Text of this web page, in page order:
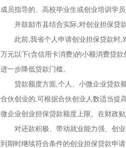
成员指导的、高校毕业生或创业培训学
并鼓励市县结合实际,对创业担保贷款
此前,我省个人申请创业担保贷款时,
万元以下(含信用卡消费)的小额消费贷
进一步降低贷款门槛。
贷款额度方面,个人、小微企业贷款额
合伙创业的,可根据合伙创业人数适当提
微企业创业担保贷款额度上限。在财政
对还款积极、带动就业能力强、创业
到期时继续符合条件的创业担保贷款申